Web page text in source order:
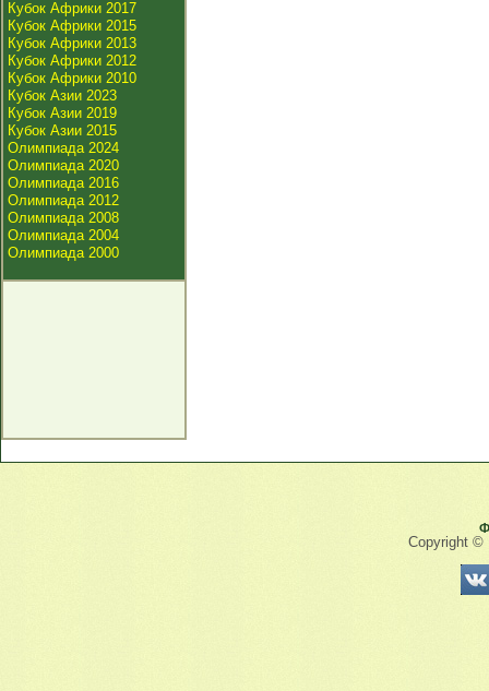
Кубок Африки 2017
Кубок Африки 2015
Кубок Африки 2013
Кубок Африки 2012
Кубок Африки 2010
Кубок Азии 2023
Кубок Азии 2019
Кубок Азии 2015
Олимпиада 2024
Олимпиада 2020
Олимпиада 2016
Олимпиада 2012
Олимпиада 2008
Олимпиада 2004
Олимпиада 2000
Copyright ©